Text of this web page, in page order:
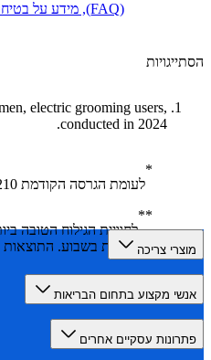
men, electric grooming users,
conducted in 2024.
לעומת הגרסה הקודמת QP210
מלאות בשבוע. התוצאות צריכה
מקצוע בתחום הבריאות
עסקיים אחרים